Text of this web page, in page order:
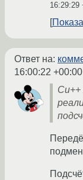
16:29:29
Ответ на:
16:00:22 +00:00
Си++